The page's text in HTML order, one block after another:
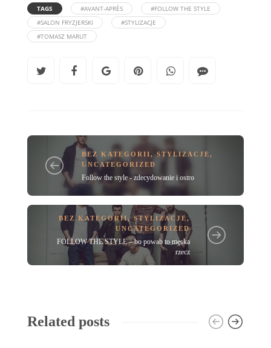
TAGS #AVANT-APRÈS
#FOLLOW THE STYLE
#SALON FRYZJERSKI
#STYLIZACJE
#TOMASZ MARUT
BEZ KATEGORII,STYLIZACJE,
UNCATEGORIZED
Follow the style - zdecydowanie i ostro
BEZ KATEGORII,STYLIZACJE,
UNCATEGORIZED
FOLLOW THE STYLE – bo powab to męska
rzecz
Related posts